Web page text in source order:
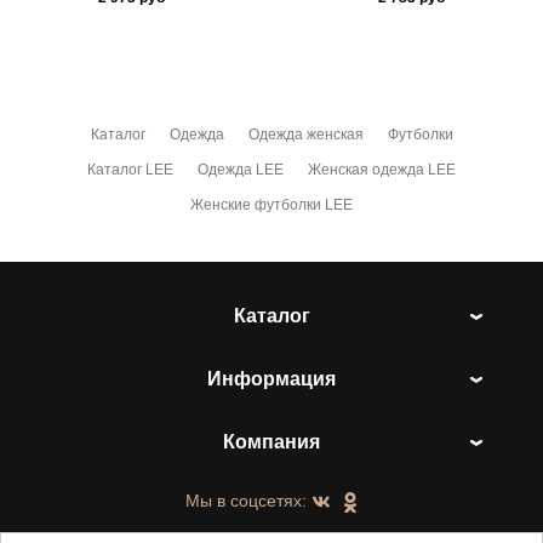
Каталог Одежда Одежда женская Футболки
Каталог LEE Одежда LEE Женская одежда LEE
Женские футболки LEE
Каталог
Информация
Компания
Мы в соцсетях: